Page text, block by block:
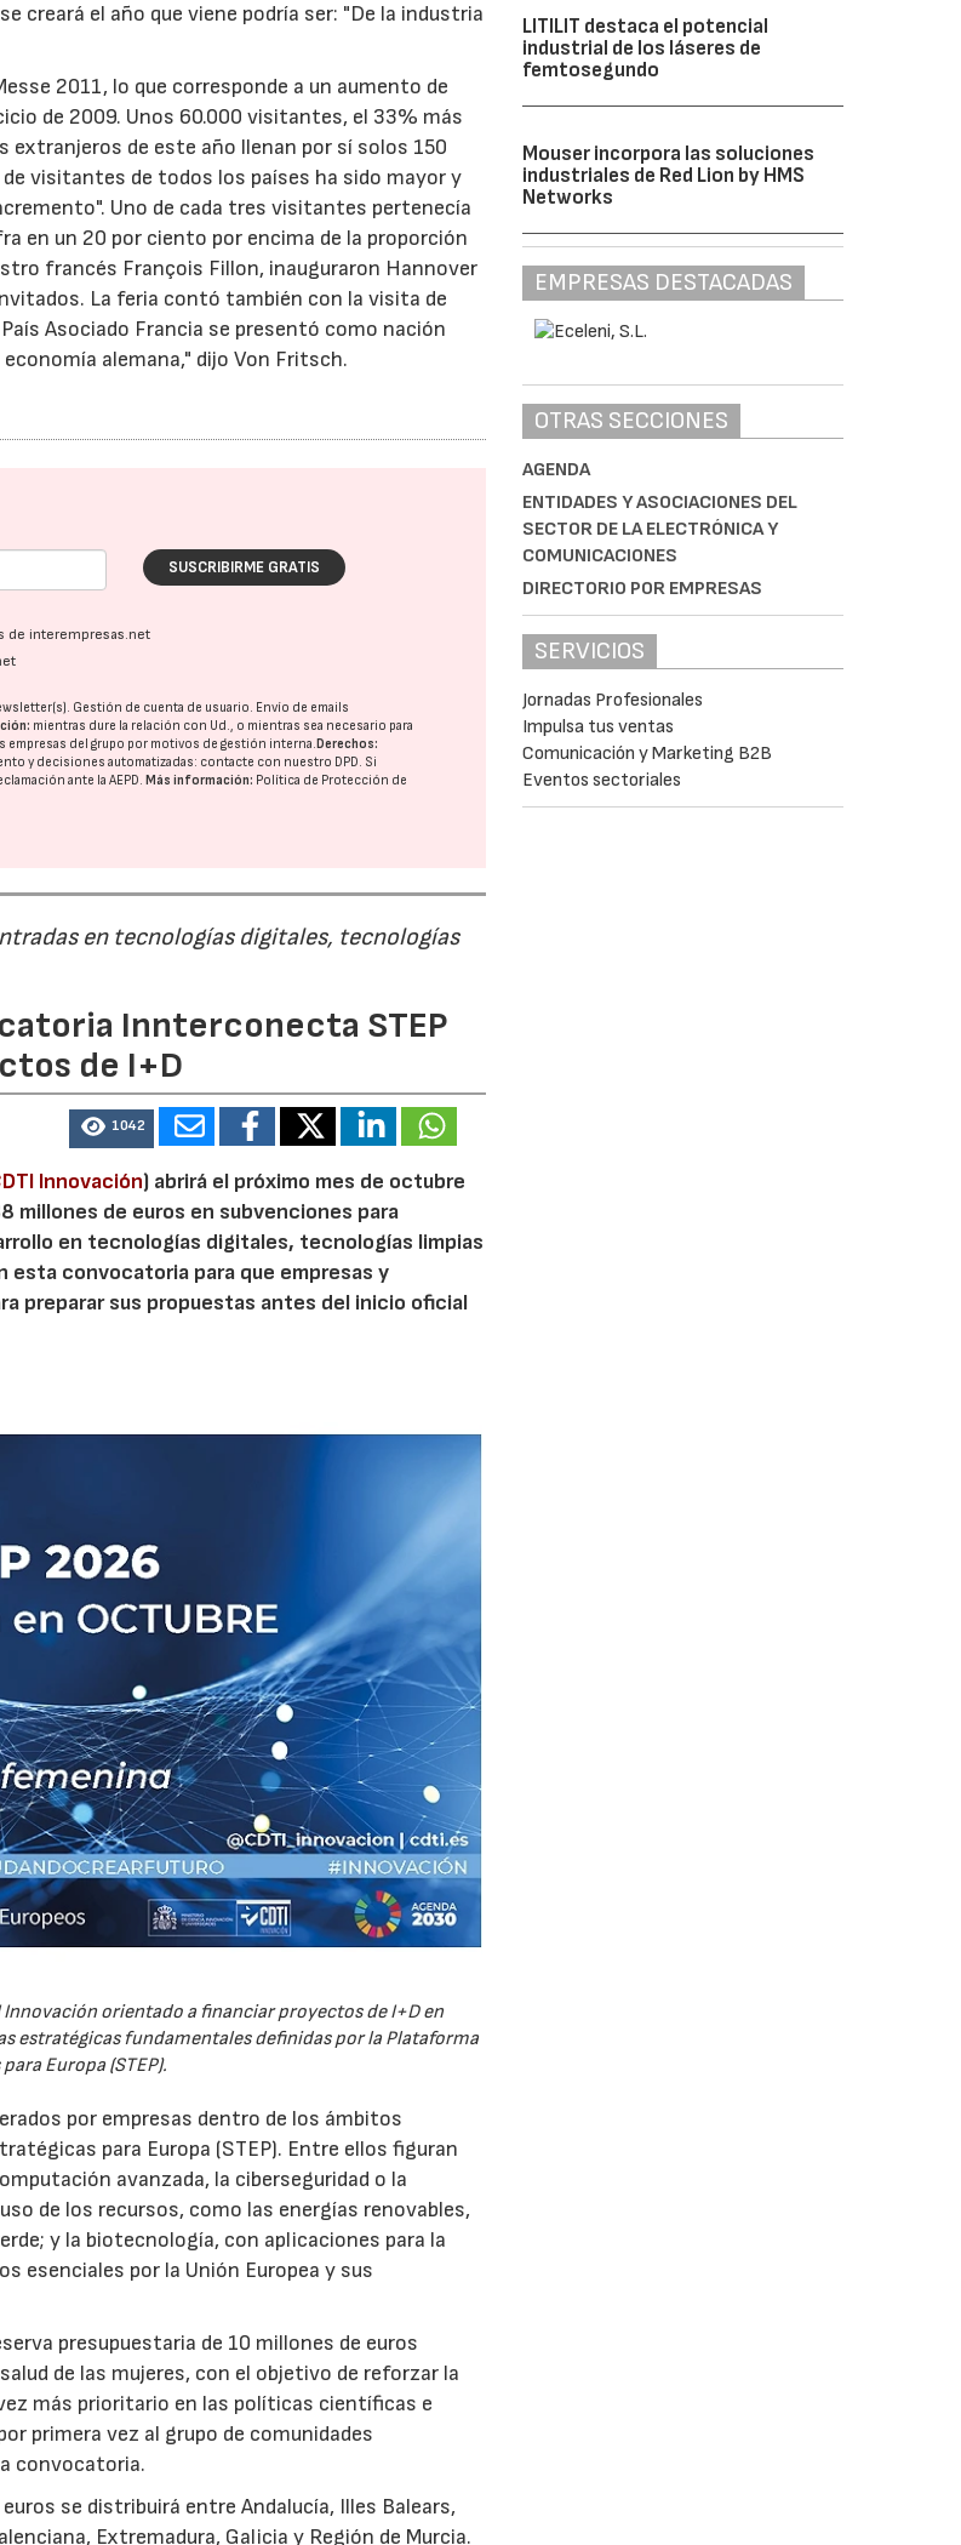
creará el año que viene podría ser: "De la industria
2011, lo que corresponde a un aumento de
de 2009. Unos 60.000 visitantes, el 33% más
extranjeros de este año llenan por sí solos 150
visitantes de todos los países ha sido mayor y
Uno de cada tres visitantes pertenecía
en un 20 por ciento por encima de la proporción
francés François Fillon, inauguraron Hannover
La feria contó también con la visita de
Asociado Francia se presentó como nación
alemana," dijo Von Fritsch.
SUSCRIBIRME GRATIS
de interempresas.net
Gestión de cuenta de usuario. Envío de emails
mientras dure la relación con Ud., o mientras sea necesario para
empresas del grupo por motivos de gestión interna. Derechos:
y decisiones automatizadas: contacte con nuestro DPD. Si
ante laAEPD. Más información: Política de Protección de
en tecnologías digitales, tecnologías
Innterconecta STEP
de I+D
1042
Innovación) abrirá el próximo mes de octubre
millones de euros en subvenciones para
en tecnologías digitales, tecnologías limpias
esta convocatoria para que empresas y
preparar sus propuestas antes del inicio oficial
orientado a financiar proyectos de I+D en
estratégicas fundamentales definidas por la Plataforma
Europa (STEP).
por empresas dentro de los ámbitos
para Europa (STEP). Entre ellos figuran
avanzada, la ciberseguridad o la
de los recursos, como las energías renovables,
y la biotecnología, con aplicaciones para la
esenciales por la Unión Europea y sus
presupuestaria de 10 millones de euros
de las mujeres, con el objetivo de reforzar la
más prioritario en las políticas científicas e
primera vez al grupo de comunidades
convocatoria.
se distribuirá entre Andalucía, Illes Balears,
Extremadura, Galicia y Región de Murcia.
LITILIT destaca el potencial
industrial de los láseres de
femtosegundo
Mouser incorpora las soluciones
industriales de Red Lion by HMS
Networks
EMPRESAS DESTACADAS
OTRAS SECCIONES
AGENDA
ENTIDADES Y ASOCIACIONES DEL
SECTOR DE LA ELECTRÓNICA Y
COMUNICACIONES
DIRECTORIO POR EMPRESAS
SERVICIOS
Jornadas Profesionales
Impulsa tus ventas
Comunicación y Marketing B2B
Eventos sectoriales